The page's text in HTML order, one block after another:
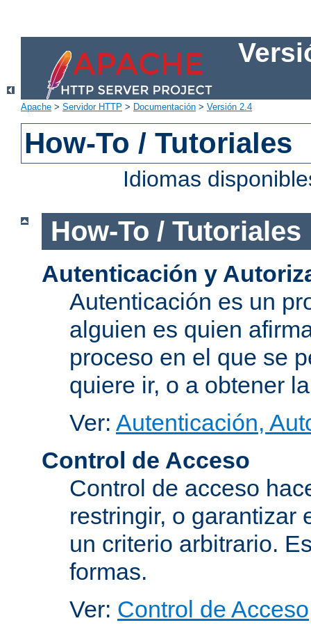
Apache > Servidor HTTP > Documentación > Versión 2.4
How-To / Tutoriales
Idiomas
How-To / Tutoriales
Autenticación y
Autenticación es un
alguien es quien
proceso en el que se
quiere ir, o a obtener
Ver: Autenticación,
Control de Acceso
Control de acceso
restringir, o garantizar
un criterio arbitrario.
formas.
Ver: Control de Acceso